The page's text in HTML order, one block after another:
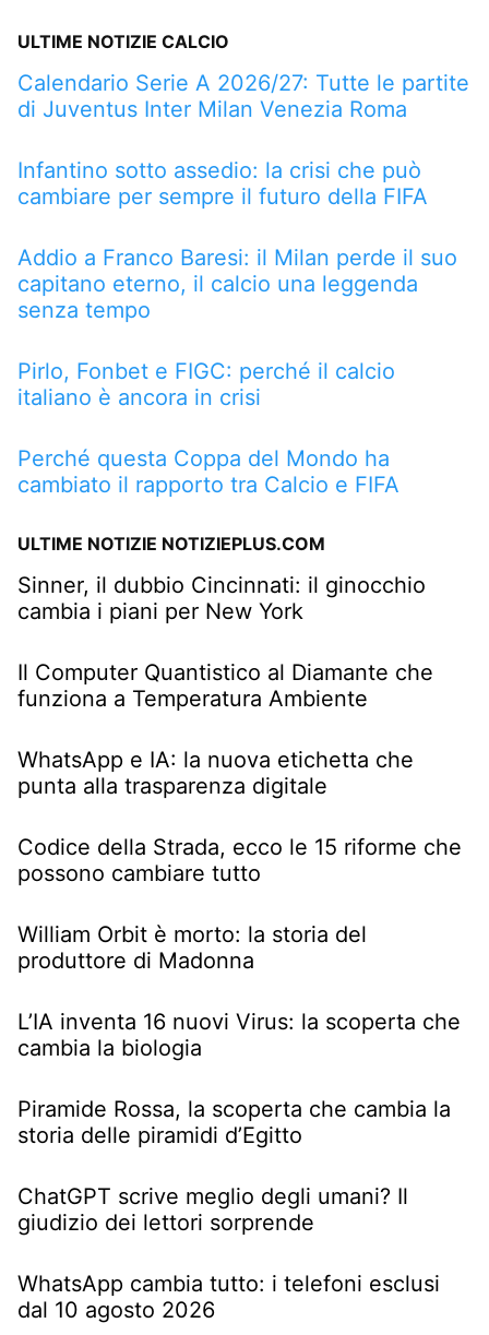
ULTIME NOTIZIE CALCIO
Calendario Serie A 2026/27: Tutte le partite
di Juventus Inter Milan Venezia Roma
Infantino sotto assedio: la crisi che può
cambiare per sempre il futuro della FIFA
Addio a Franco Baresi: il Milan perde il suo
capitano eterno, il calcio una leggenda
senza tempo
Pirlo, Fonbet e FIGC: perché il calcio
italiano è ancora in crisi
Perché questa Coppa del Mondo ha
cambiato il rapporto tra Calcio e FIFA
ULTIME NOTIZIE NOTIZIEPLUS.COM
Sinner, il dubbio Cincinnati: il ginocchio
cambia i piani per New York
Il Computer Quantistico al Diamante che
funziona a Temperatura Ambiente
WhatsApp e IA: la nuova etichetta che
punta alla trasparenza digitale
Codice della Strada, ecco le 15 riforme che
possono cambiare tutto
William Orbit è morto: la storia del
produttore di Madonna
L’IA inventa 16 nuovi Virus: la scoperta che
cambia la biologia
Piramide Rossa, la scoperta che cambia la
storia delle piramidi d’Egitto
ChatGPT scrive meglio degli umani? Il
giudizio dei lettori sorprende
WhatsApp cambia tutto: i telefoni esclusi
dal 10 agosto 2026